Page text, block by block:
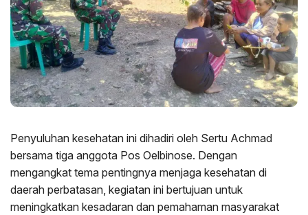
Penyuluhan kesehatan ini dihadiri oleh Sertu Achmad
bersama tiga anggota Pos Oelbinose. Dengan
mengangkat tema pentingnya menjaga kesehatan di
daerah perbatasan, kegiatan ini bertujuan untuk
meningkatkan kesadaran dan pemahaman masyarakat